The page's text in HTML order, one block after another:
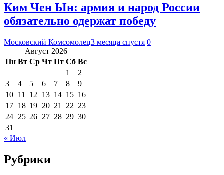
Ким Чен Ын: армия и народ России
обязательно одержат победу
Московский Комсомолец3 месяца спустя 0
Август 2026
Пн Вт Ср Чт Пт Сб Вс
1
2
3
4 5 6 7 8
9
10 11 12 13 14 15 16
17 18 19 20 21 22 23
24 25 26 27 28 29 30
31
« Июл
Рубрики